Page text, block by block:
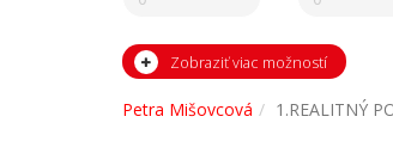
Zobraziť viac možností
Petra Mišovcová 1.REALITNÝ